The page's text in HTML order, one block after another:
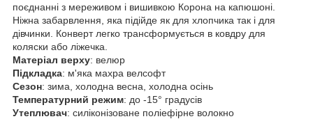
поєднанні з мереживом і вишивкою Корона на капюшоні.
Ніжна забарвлення, яка підійде як для хлопчика так і для
дівчинки. Конверт легко трансформується в ковдру для
коляски або ліжечка.
Матеріал верху: велюр
Підкладка: м'яка махра велсофт
Сезон: зима, холодна весна, холодна осінь
Температурний режим: до -15° градусів
Утеплювач: силіконізоване поліефірне волокно